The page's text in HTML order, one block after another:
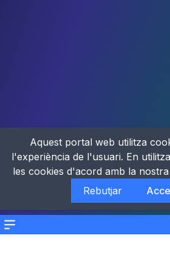
Menu
Aquest portal web utilitza
l'experiència de l'usuari. En
les cookies d'acord amb la nostra
Rebutjar